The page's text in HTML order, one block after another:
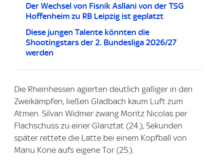
Der Wechsel von Fisnik Asllani von der TSG
Hoffenheim zu RB Leipzig ist geplatzt
Diese jungen Talente könnten die
Shootingstars der 2. Bundesliga 2026/27
werden
Die Rheinhessen agierten deutlich galliger in den
Zweikämpfen, ließen Gladbach kaum Luft zum
Atmen. Silvan Widmer zwang Moritz Nicolas per
Flachschuss zu einer Glanztat (24.), Sekunden
später rettete die Latte bei einem Kopfball von
Manu Kone aufs eigene Tor (25.).